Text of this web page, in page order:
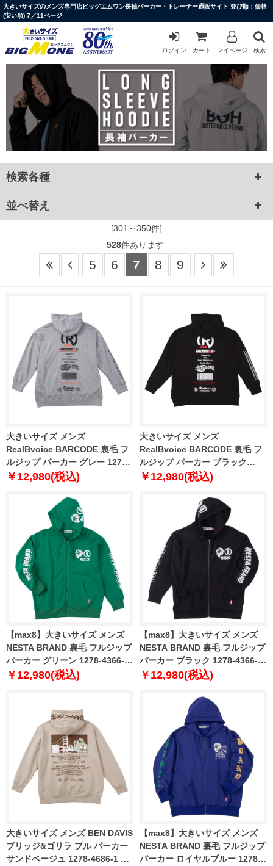
大きいサイズのメンズ専門店ビッグエムワン長袖パーカー・トレーナー通販サイト 並び順：価格
(安い順) 7／11ページ
ログイン カート マイページ 検索
検索各種
並べ替え
[301～350件]
528件あります
5 6 7 8 9
大きいサイズ メンズ
RealBvoice BARCODE 裏毛 フ
ルジップ パーカー グレー 1278-
4353-1 3L 4L 5L 6L
￥12,980(税込)
大きいサイズ メンズ
RealBvoice BARCODE 裏毛 フ
ルジップ パーカー ブラック
1278-4353-2 3L 4L 5L 6L
￥12,980(税込)
【max8】大きいサイズ メンズ
NESTA BRAND 裏毛 フルジップ
パーカー グリーン 1278-4366-1
3L 4L 5L 6L 8L
￥12,980(税込)
【max8】大きいサイズ メンズ
NESTA BRAND 裏毛 フルジップ
パーカー ブラック 1278-4366-2
3L 4L 5L 6L 8L
￥12,980(税込)
大きいサイズ メンズ BEN DAVIS
ブリッジ&ゴリラ プル パーカー
サンドベージュ 1278-4686-1 3L
【max8】大きいサイズ メンズ
NESTA BRAND 裏毛 フルジップ
パーカー ロイヤルブルー 1278-